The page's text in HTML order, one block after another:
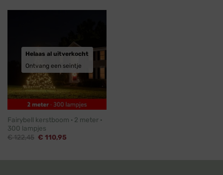
Helaas al uitverkocht
Ontvang een seintje
Fairybell kerstboom · 2 meter ·
300 lampjes
€122,45 Oorspronkelijke
€ 110,95Huidige